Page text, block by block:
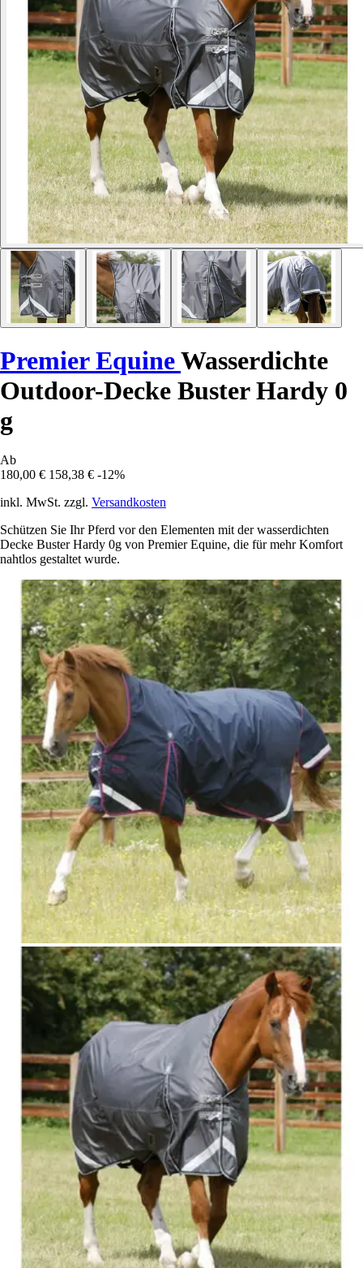
Premier EquineWasserdichte
Outdoor-Decke Buster Hardy 0
g
Ab
180,00 € 158,38 € -12%
inkl. MwSt. zzgl. Versandkosten
Schützen Sie Ihr Pferd vor den Elementen mit der wasserdichten
Decke Buster Hardy 0g von Premier Equine, die für mehr Komfort
nahtlos gestaltet wurde.